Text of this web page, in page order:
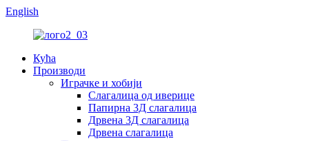
English
Кућа
Производи
Играчке и хобији
Слагалица од иверице
Папирна 3Д слагалица
Дрвена 3Д слагалица
Дрвена слагалица